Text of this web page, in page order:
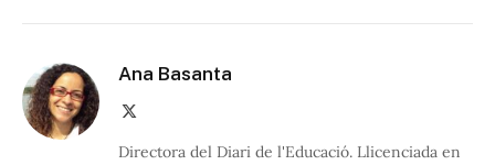
Ana Basanta
Directora del Diari de l'Educació. Llicenciada en